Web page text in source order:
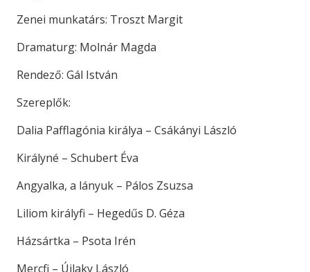
Zenei munkatárs: Troszt Margit
Dramaturg: Molnár Magda
Rendező: Gál István
Szereplők:
Dalia Pafflagónia királya – Csákányi László
Királyné – Schubert Éva
Angyalka, a lányuk – Pálos Zsuzsa
Liliom királyfi – Hegedűs D. Géza
Házsártka – Psota Irén
Mercfi – Újlaky László